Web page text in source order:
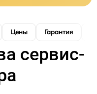
Цены Гарантия
сервис-